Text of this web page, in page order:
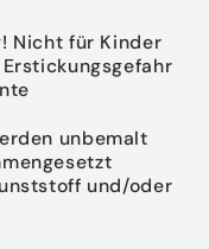
Nicht für Kinder
unbemalt
und/oder